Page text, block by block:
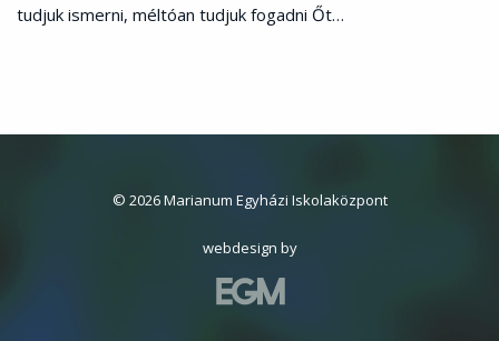
tudjuk ismerni, méltóan tudjuk fogadni Őt…
© 2026 Marianum Egyházi Iskolaközpont
webdesign by